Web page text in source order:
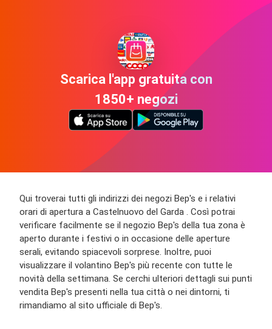
Scarica l'app gratuita con
1850+ negozi
Qui troverai tutti gli indirizzi dei negozi Bep's e i relativi
orari di apertura a Castelnuovo del Garda . Così potrai
verificare facilmente se il negozio Bep's della tua zona è
aperto durante i festivi o in occasione delle aperture
serali, evitando spiacevoli sorprese. Inoltre, puoi
visualizzare il volantino Bep's più recente con tutte le
novità della settimana. Se cerchi ulteriori dettagli sui punti
vendita Bep's presenti nella tua città o nei dintorni, ti
rimandiamo al sito ufficiale di Bep's.